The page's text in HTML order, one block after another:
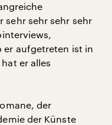
sehr sehr sehr sehr
er aufgetreten ist in
er alles
der
der Künste